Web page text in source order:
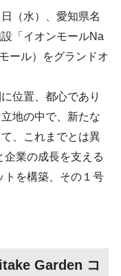
（水）、愛知県名
「イオンモールNa
ール）をグランドオ
位置、都心であり
地の中で、新たな
、これまでとは異
企業の成長を支える
トを構築、その１号
Garden コ